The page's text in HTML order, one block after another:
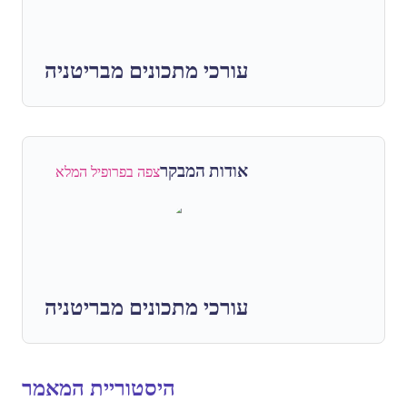
עורכי מתכונים מבריטניה
אודות המבקרצפה בפרופיל המלא
עורכי מתכונים מבריטניה
היסטוריית המאמר